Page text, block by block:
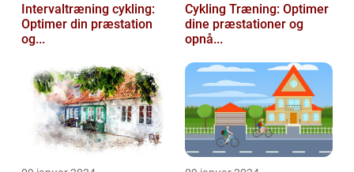
Intervaltræning cykling:
Optimer din præstation
og...
Cykling Træning: Optimer
dine præstationer og
opnå...